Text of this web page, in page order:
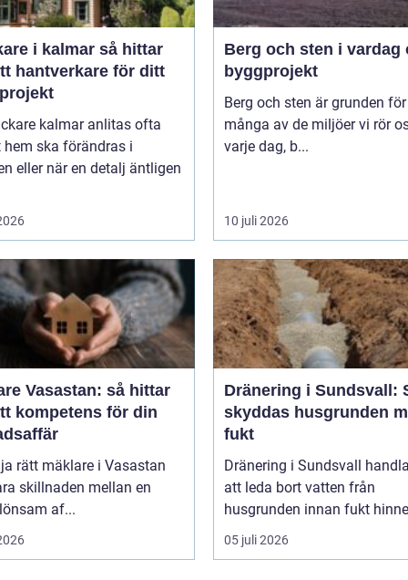
i kalmar så hittar
hantverkare för ditt
kalmar anlitas ofta
hem ska förändras i
Berg och sten i vardag
byggprojekt
Berg och sten är grunden för
många av de miljöer vi rör
varje dag, b...
10 juli 2026
Vasastan: så hittar
kompetens för din
rätt mäklare i Vasastan
skillnaden mellan en
af...
Dränering i Sundsvall:
skyddas husgrunden
fukt
Dränering i Sundsvall
att leda bort vatten från
husgrunden innan fukt
05 juli 2026